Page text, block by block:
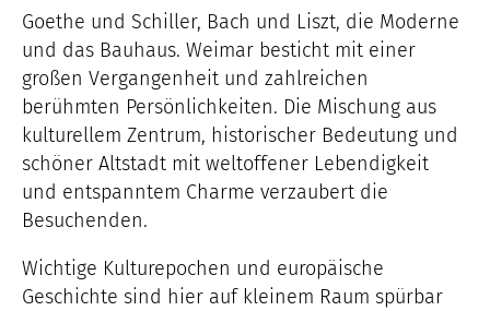
Goethe und Schiller, Bach und Liszt, die Moderne
und das Bauhaus. Weimar besticht mit einer
großen Vergangenheit und zahlreichen
berühmten Persönlichkeiten. Die Mischung aus
kulturellem Zentrum, historischer Bedeutung und
schöner Altstadt mit weltoffener Lebendigkeit
und entspanntem Charme verzaubert die
Besuchenden.
Wichtige Kulturepochen und europäische
Geschichte sind hier auf kleinem Raum spürbar